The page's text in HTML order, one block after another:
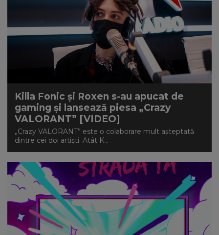
Killa Fonic și Roxen s-au apucat de
gaming și lansează piesa „Crazy
VALORANT” [VIDEO]
„Crazy VALORANT” este o colaborare mult așteptată
dintre cei doi artiști. Atât K...